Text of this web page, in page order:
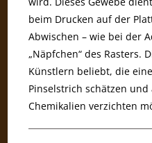
beim Drucken auf der
Abwischen – wie bei der
„Näpfchen“ des Rasters.
Künstlern beliebt, die
Pinselstrich schätzen
Chemikalien verzichten